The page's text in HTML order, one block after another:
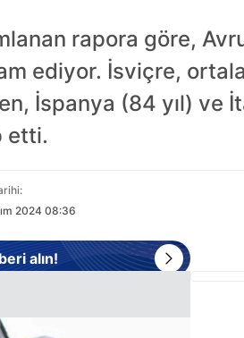
rapora göre,
ediyor. İsviçre,
İspanya (84 yıl) ve
etti.
2024 08:36
alın!